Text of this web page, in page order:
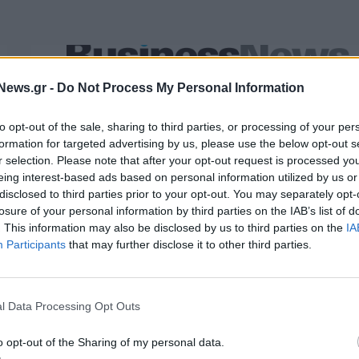
- Do Not Process My Personal Information
opt-out of the sale, sharing to third parties, or processing of your
for targeted advertising by us, please use the below opt-out
selection. Please note that after your opt-out request is processed
interest-based ads based on personal information utilized by us
to third parties prior to your opt-out. You may separately
of your personal information by third parties on the IAB’s list of
This information may also be disclosed by us to third parties on the
Participants that may further disclose it to other third parties.
Data Processing Opt Outs
opt-out of the Sharing of my personal data.
Ευρωμπάσκετ (live stream)
98,7 εκατ. ευρώ
57% - Τα νέα
& non alcohol
Deloitte Ελλάδος: Χρηματοοικονομικός
σύμβουλος της ΔΕΗ για την είσοδο
πολωνική αγορά ενέργειας
Media: Με ενίσχυση 8 εκατ. ευρώ σε 451 επιχειρήσεις
Νέο Audi A2 e-tron με στόχο την
της αποδοτικότητας